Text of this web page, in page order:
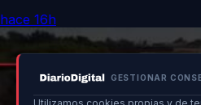
GESTIONAR
hace 16h